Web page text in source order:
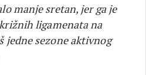
manje sretan, jer ga je
ligamenata na
jedne sezone aktivnog